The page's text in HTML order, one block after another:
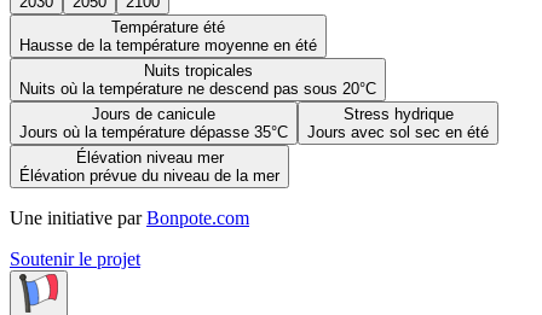
Température été
Hausse de la température moyenne en été
Nuits tropicales
Nuits où la température ne descend pas sous 20°C
Jours de canicule
Jours où la température dépasse 35°C
Stress hydrique
Jours avec sol sec en été
Élévation niveau mer
Élévation prévue du niveau de la mer
Une initiative par Bonpote.com
Soutenir le projet